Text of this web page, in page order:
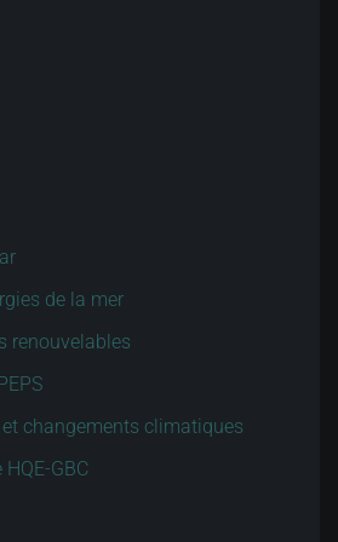
de la mer
renouvelables
et changements climatiques
GBC